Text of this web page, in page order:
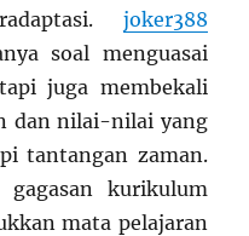
joker388
soal menguasai
juga membekali
dan nilai-nilai yang
tantangan zaman.
kurikulum
mata pelajaran